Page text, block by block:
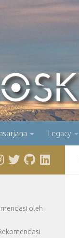
Legacy
oleh